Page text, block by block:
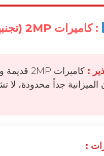
: كاميرات 2MP (تجنبها في
كاميرات 2MP قديمة وضعيفة. إلا
جداً محدودة، لا تشتري هذا